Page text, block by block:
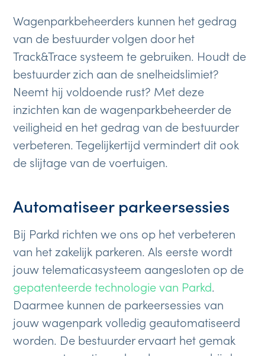
Wagenparkbeheerders kunnen het gedrag
van de bestuurder volgen door het
Track&Trace systeem te gebruiken. Houdt de
bestuurder zich aan de snelheidslimiet?
Neemt hij voldoende rust? Met deze
inzichten kan de wagenparkbeheerder de
veiligheid en het gedrag van de bestuurder
verbeteren. Tegelijkertijd vermindert dit ook
de slijtage van de voertuigen.
Automatiseer parkeersessies
Bij Parkd richten we ons op het verbeteren
van het zakelijk parkeren. Als eerste wordt
jouw telematicasysteem aangesloten op de
gepatenteerde technologie van Parkd.
Daarmee kunnen de parkeersessies van
jouw wagenpark volledig geautomatiseerd
worden. De bestuurder ervaart het gemak